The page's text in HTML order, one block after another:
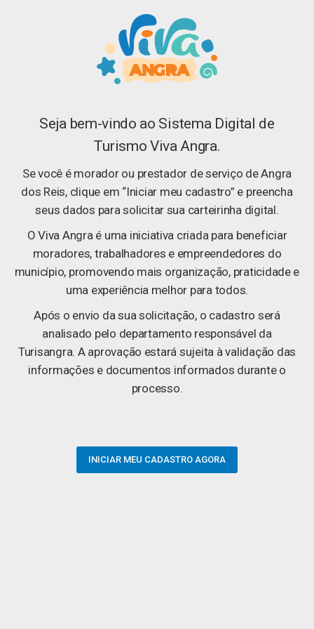
Seja bem-vindo ao Sistema Digital de
Turismo Viva Angra.
Se você é morador ou prestador de serviço de Angra
dos Reis, clique em “Iniciar meu cadastro” e preencha
seus dados para solicitar sua carteirinha digital.
O Viva Angra é uma iniciativa criada para beneficiar
moradores, trabalhadores e empreendedores do
município, promovendo mais organização, praticidade e
uma experiência melhor para todos.
Após o envio da sua solicitação, o cadastro será
analisado pelo departamento responsável da
Turisangra. A aprovação estará sujeita à validação das
informações e documentos informados durante o
processo.
INICIAR MEU CADASTRO AGORA